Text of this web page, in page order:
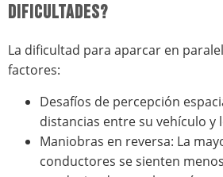
DIFICULTADES?
La dificultad para aparcar en
factores:
Desafíos de percepción
distancias entre su vehículo y
Maniobras en reversa: La
conductores se sienten